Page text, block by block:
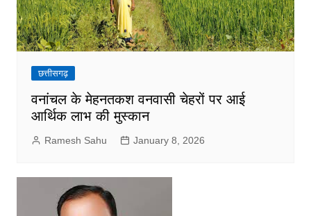
छत्तीसगढ़
वनांचल के मेहनतकश वनवासी चेहरों पर आई
आर्थिक लाभ की मुस्कान
Ramesh Sahu January 8, 2026